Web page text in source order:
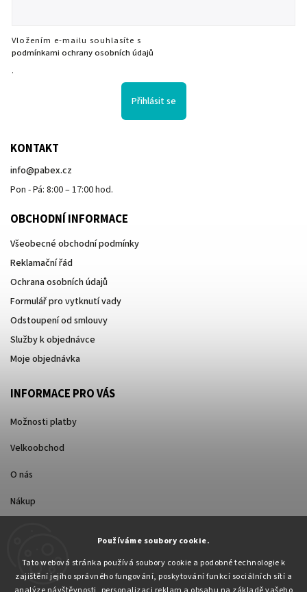
Používáme soubory cookie.
Tato webová stránka používá soubory cookie a podobné technologie k
zajištění jejího správného fungování, poskytování funkcí sociálních sítí a
Vložením e-mailu souhlasíte s
podmínkami ochrany osobních údajů
.
Přihlásit se
KONTAKT
info@pabex.cz
Pon - Pá: 8:00 – 17:00 hod.
OBCHODNÍ INFORMACE
Všeobecné obchodní podmínky
Reklamační řád
Ochrana osobních údajů
Formulář pro vytknutí vady
Odstoupení od smlouvy
Služby k objednávce
Moje objednávka
INFORMACE PRO VÁS
Možnosti platby
Velkoobchod
O nás
Nákup